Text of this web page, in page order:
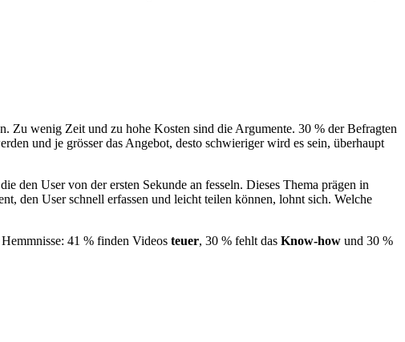
Zu wenig Zeit und zu hohe Kosten sind die Argumente. 30 % der Befragten
und je grösser das Angebot, desto schwieriger wird es sein, überhaupt
den User von der ersten Sekunde an fesseln. Dieses Thema prägen in
den User schnell erfassen und leicht teilen können, lohnt sich. Welche
41 % finden Videos teuer, 30 % fehlt das Know-how und 30 %